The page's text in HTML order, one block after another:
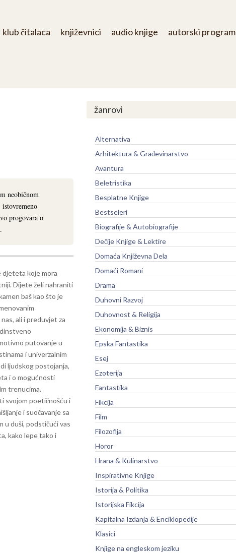
klub čitalaca književnici audio knjige autorski program
neobičnom
progovara o
djeteta koje mora
Dijete želi nahraniti
baš kao što je
ali i preduvjet za
putovanje u
i univerzalnim
ljudskog postojanja,
i o mogućnosti
trenucima.
svojom poetičnošću i
i suočavanje sa
u duši, podstičući vas
kako lepe tako i
žanrovi
Alternativa
Arhitektura & Građevinarstvo
Avantura
Beletristika
Besplatne Knjige
Bestseleri
Biografije & Autobiografije
Dečije Knjige & Lektire
Domaća Književna Dela
Domaći Romani
Drama
Duhovni Razvoj
Duhovnost & Religija
Ekonomija & Biznis
Epska Fantastika
Esej
Ezoterija
Fantastika
Fikcija
Film
Filozofija
Horor
Hrana & Kulinarstvo
Inspirativne Knjige
Istorija & Politika
Istorijska Fikcija
Kapitalna Izdanja & Enciklopedije
Klasici
Knjige na engleskom jeziku